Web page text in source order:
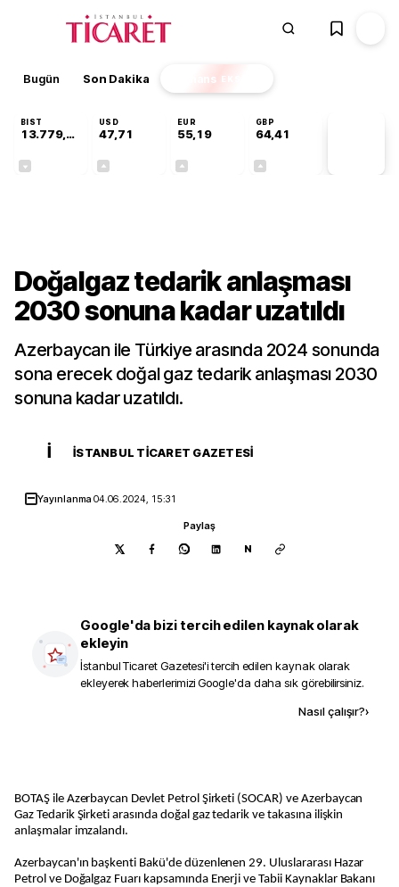
Bugün Son Dakika Finans EKSTRA
BIST
13.779,39
USD
47,71
EUR
55,19
GBP
64,41
Doğalgaz tedarik anlaşması
2030 sonuna kadar uzatıldı
Azerbaycan ile Türkiye arasında 2024 sonunda
sona erecek doğal gaz tedarik anlaşması 2030
sonuna kadar uzatıldı.
İ İSTANBUL TICARET GAZETESI
Yayınlanma04.06.2024, 15:31
Paylaş
N
Google'da bizi tercih edilen kaynak olarak
ekleyin
İstanbul Ticaret Gazetesi'i tercih edilen kaynak olarak
ekleyerek haberlerimizi Google'da daha sık görebilirsiniz.
Nasıl çalışır?›
BOTAŞ ile Azerbaycan Devlet Petrol Şirketi (SOCAR) ve Azerbaycan
Gaz Tedarik Şirketi arasında doğal gaz tedarik ve takasına ilişkin
anlaşmalar imzalandı.
Azerbaycan'ın başkenti Bakü'de düzenlenen 29. Uluslararası Hazar
Petrol ve Doğalgaz Fuarı kapsamında Enerji ve Tabii Kaynaklar Bakanı